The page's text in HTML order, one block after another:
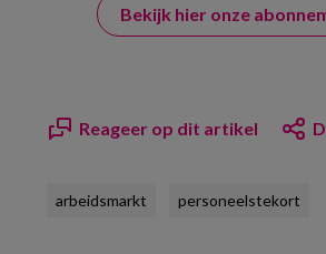
Bekijk hier onze
Reageer op dit artikel
arbeidsmarkt personeelstekort